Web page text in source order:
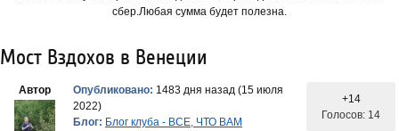
сбер.Любая сумма будет полезна.
Мост Вздохов в Венеции
Автор Опубликовано: 1483 дня назад (15 июля
2022)
Блог: Блог клуба - ВСЕ, ЧТО ВАМ
+14
Голосов: 14